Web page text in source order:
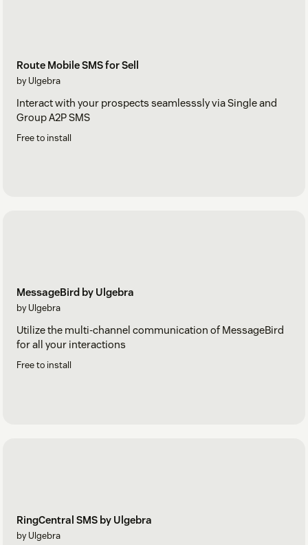
Route Mobile SMS for Sell
by Ulgebra
Interact with your prospects seamlesssly via Single and
Group A2P SMS
Free to install
MessageBird by Ulgebra
by Ulgebra
Utilize the multi-channel communication of MessageBird
for all your interactions
Free to install
RingCentral SMS by Ulgebra
by Ulgebra